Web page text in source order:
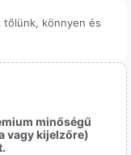
tőlünk, könnyen és
minőségű
vagy kijelzőre)